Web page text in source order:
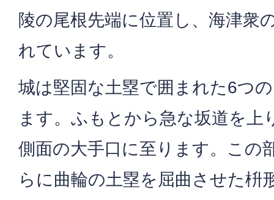
陵の尾根先端に位置し、海津衆
れています。
城は堅固な土塁で囲まれた6つ
ます。ふもとから急な坂道を上
側面の大手口に至ります。この
らに曲輪の土塁を屈曲させた枡